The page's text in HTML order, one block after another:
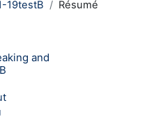
19testB Résumé
and